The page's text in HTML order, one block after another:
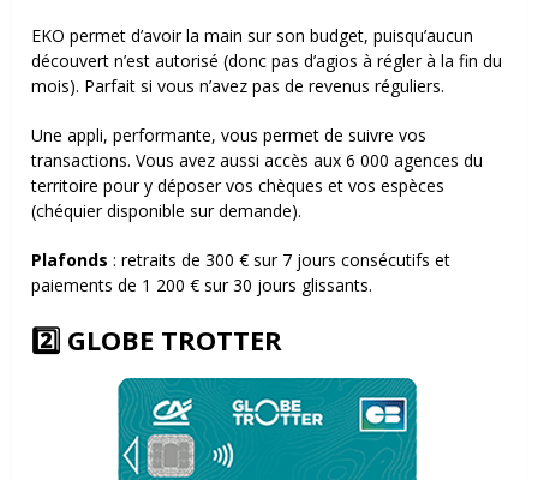
EKO permet d’avoir la main sur son budget, puisqu’aucun
découvert n’est autorisé (donc pas d’agios à régler à la fin du
mois). Parfait si vous n’avez pas de revenus réguliers.
Une appli, performante, vous permet de suivre vos
transactions. Vous avez aussi accès aux 6 000 agences du
territoire pour y déposer vos chèques et vos espèces
(chéquier disponible sur demande).
Plafonds : retraits de 300 € sur 7 jours consécutifs et
paiements de 1 200 € sur 30 jours glissants.
2️⃣ GLOBE TROTTER